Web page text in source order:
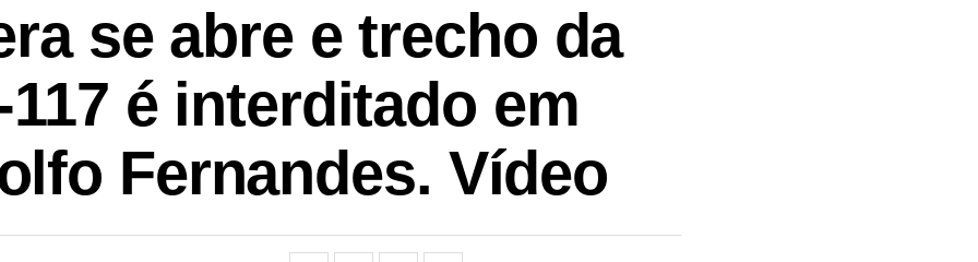
se abre e trecho da
117 é interditado em
Fernandes. Vídeo